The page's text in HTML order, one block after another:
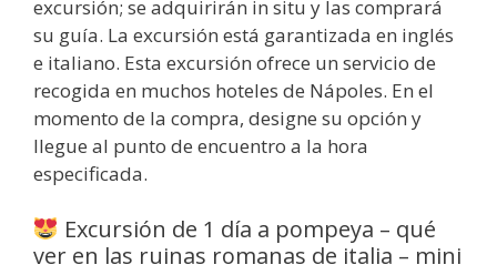
excursión; se adquirirán in situ y las comprará
su guía. La excursión está garantizada en inglés
e italiano. Esta excursión ofrece un servicio de
recogida en muchos hoteles de Nápoles. En el
momento de la compra, designe su opción y
llegue al punto de encuentro a la hora
especificada.
Excursión de 1 día a pompeya – qué
ver en las ruinas romanas de italia – mini